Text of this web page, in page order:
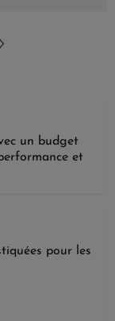
un budget
et
pour les